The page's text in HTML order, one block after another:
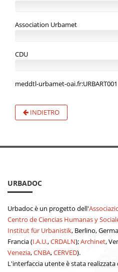
Association Urbamet
CDU
meddtl-urbamet-
INDIETRO
URBADOC
Urbadoc è un progetto dell'
Centro de Ciencias Humanas y
Institut für Urbanistik, Berlino,
Francia (I.A.U.,CRDALN);Archinet,
Venezia,CNBA,CERVED).
L'interfaccia utente è stata